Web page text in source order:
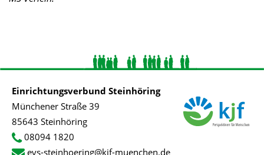
Einrichtungsverbund Steinhöring
Münchener Straße 39
85643 Steinhöring
08094 1820
evs-steinhoering@kjf-muenchen.de